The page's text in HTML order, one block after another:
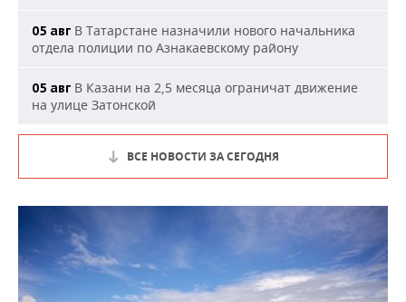
05 авг В Татарстане назначили нового начальника
отдела полиции по Азнакаевскому району
05 авг В Казани на 2,5 месяца ограничат движение
на улице Затонской
ВСЕ НОВОСТИ ЗА СЕГОДНЯ